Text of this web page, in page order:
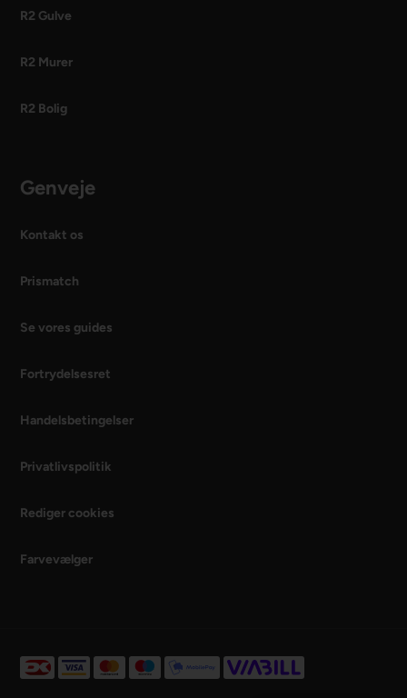
R2 Gulve
R2 Murer
R2 Bolig
Genveje
Kontakt os
Prismatch
Se vores guides
Fortrydelsesret
Handelsbetingelser
Privatlivspolitik
Rediger cookies
Farvevælger